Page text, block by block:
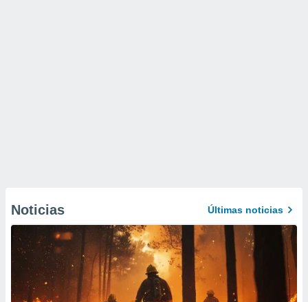
Noticias Últimas noticias